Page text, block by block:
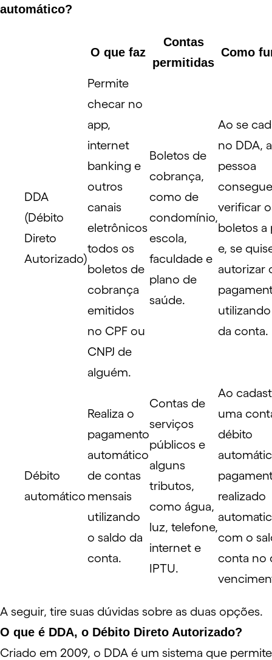
automático?
O que faz
Contas
permitidas
Como
DDA
(Débito
Direto
Autorizado)
Permite
checar no
app,
internet
banking e
outros
canais
eletrônicos
todos os
boletos de
cobrança
emitidos
no CPF ou
CNPJ de
alguém.
Boletos de
cobrança,
como de
condomínio,
escola,
faculdade e
plano de
saúde.
Ao se
no DDA, a
pessoa
consegue
verificar
boletos a
e, se
autorizar
da conta.
Débito
automático
Realiza o
pagamento
automático
de contas
mensais
utilizando
o saldo da
conta.
Contas de
serviços
públicos e
alguns
tributos,
como água,
luz, telefone,
internet e
IPTU.
Ao
uma
débito
realizado
com o
conta no
A seguir, tire suas dúvidas sobre as duas opções.
O que é DDA, o Débito Direto Autorizado?
Criado em 2009, o DDA é um sistema que permite